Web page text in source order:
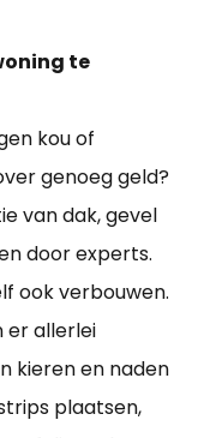
te
kou of
genoeg geld?
van dak, gevel
door experts.
ook verbouwen.
er allerlei
kieren en naden
plaatsen,